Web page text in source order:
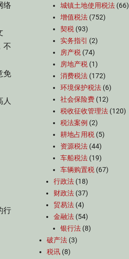
络
不
免
人
行
城镇土地使用税法 (66)
增值税法 (752)
契税 (93)
实务指引
(2)
房产税 (74)
房地产税 (1)
消费税法 (172)
环境保护税法 (6)
社会保险费 (12)
税收征收管理法 (120)
税法案例 (2)
耕地占用税 (5)
资源税法 (44)
车船税法 (19)
车辆购置税 (67)
行政法 (18)
财政法 (37)
贸易法 (4)
金融法 (54)
银行法 (8)
破产法 (3)
税讯 (8)